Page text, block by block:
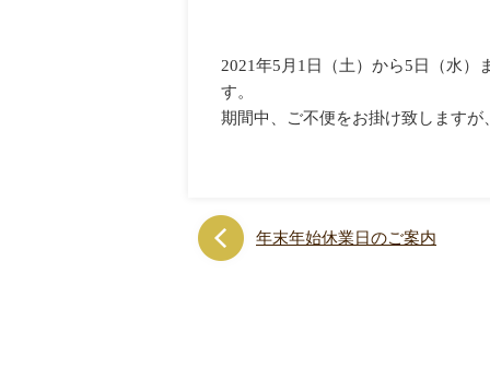
2021年5月1日（土）から5日（水
す。
期間中、ご不便をお掛け致します
年末年始休業日のご案内